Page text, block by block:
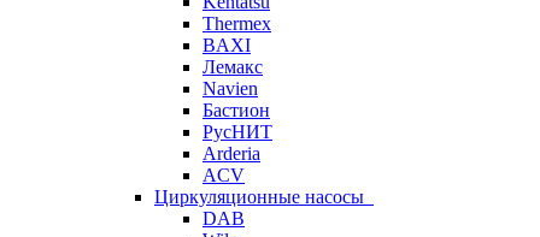
Thermex
BAXI
Лемакс
Navien
Бастион
РусНИТ
Arderia
ACV
Циркуляционные насосы
DAB